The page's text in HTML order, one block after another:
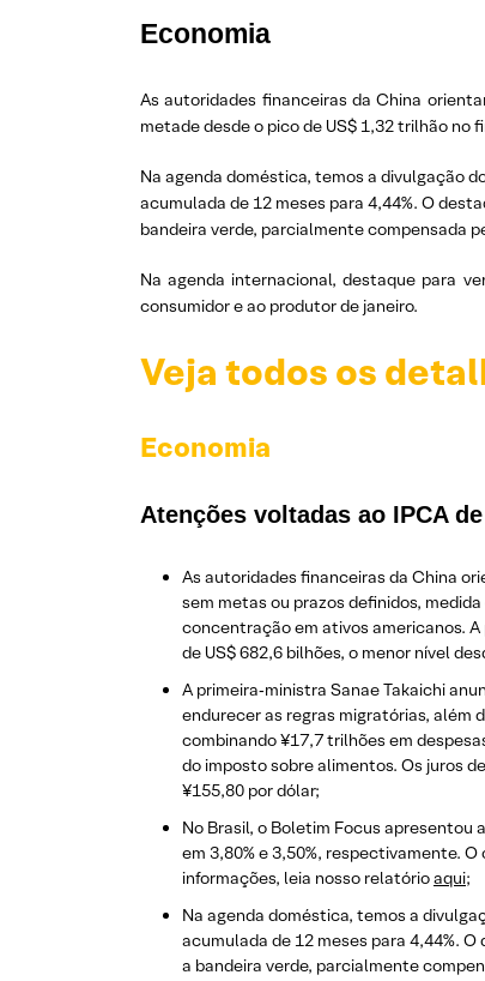
Economia
As autoridades financeiras da China
metade desde o pico de US$ 1,32 trilhão no
Na agenda doméstica, temos a divulgação
acumulada de 12 meses para 4,44%. O
bandeira verde, parcialmente compensada
Na agenda internacional, destaque para
consumidor e ao produtor de janeiro.
Veja todos os
Economia
Atenções voltadas ao IPCA
As autoridades financeiras da China
sem metas ou prazos definidos,
concentração em ativos americanos.
de US$ 682,6 bilhões, o menor nível
A primeira‑ministra Sanae Takaichi
endurecer as regras migratórias, além
combinando ¥17,7 trilhões em
do imposto sobre alimentos. Os juros
¥155,80 por dólar;
No Brasil, o Boletim Focus apresentou
em 3,80% e 3,50%, respectivamente.
informações, leia nosso relatórioaqui;
Na agenda doméstica, temos a
acumulada de 12 meses para 4,44%.
a bandeira verde, parcialmente